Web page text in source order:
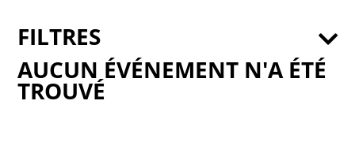
AUCUN ÉVÉNEMENT N'A ÉTÉ
TROUVÉ
FILTRES